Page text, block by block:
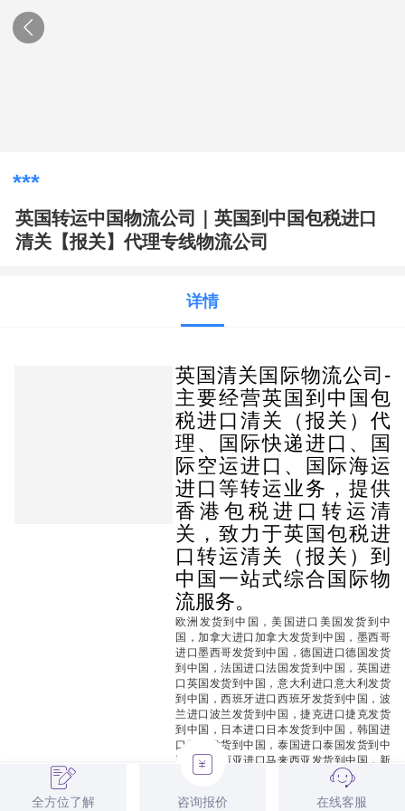
***
英国转运中国物流公司｜英国到中国包税进口
清关【报关】代理专线物流公司
详情
英国清关国际物流公司-
主要经营英国到中国包
税进口清关（报关）代
理、国际快递进口、国
际空运进口、国际海运
进口等转运业务，提供
香港包税进口转运清
关，致力于英国包税进
口转运清关（报关）到
中国一站式综合国际物
流服务。
欧洲发货到中国，美国进口美国发货到中
国，加拿大进口加拿大发货到中国，墨西哥
进口墨西哥发货到中国，德国进口德国发货
到中国，法国进口法国发货到中国，英国进
口英国发货到中国 ，意大利进口意大利发货
到中国，西班牙进口西班牙发货到中国，波
兰进口波兰发货到中国，捷克进口捷克发货
到中国，日本进口日本发货到中国，韩国进
口韩国发货到中国，泰国进口泰国发货到中
国，马来西亚进口马来西亚发货到中国，新
加坡进口新加坡发货到中国，澳门进口澳门
发货到中国，香港进口香港发货到中国，葡
萄牙进口葡萄牙发货到中国，荷兰进口荷兰
全方位了解 咨询报价 在线客服